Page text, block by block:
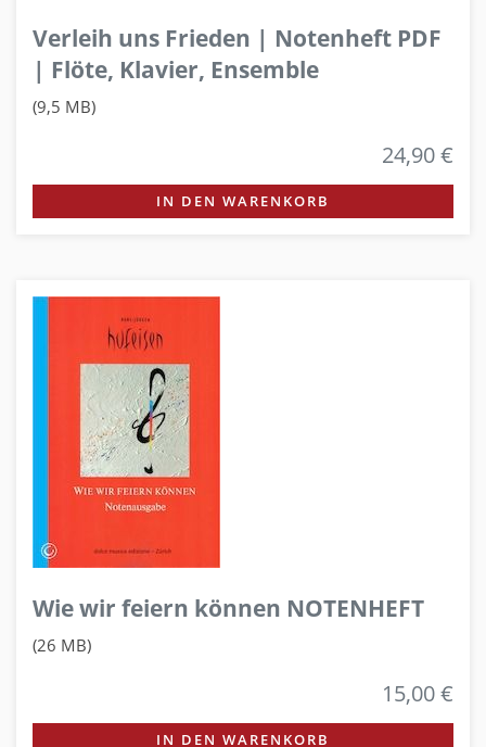
Verleih uns Frieden | Notenheft PDF
| Flöte, Klavier, Ensemble
(9,5 MB)
24,90 €
IN DEN WARENKORB
Wie wir feiern können NOTENHEFT
(26 MB)
15,00 €
IN DEN WARENKORB